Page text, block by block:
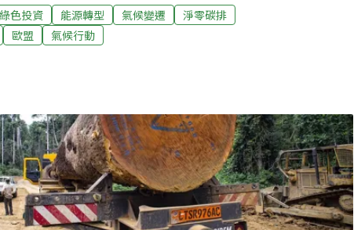
經濟活動屬於「綠色」，進而有資格獲得歐盟的資助。自
次提出以來，關於分類標準中應包括哪些內容的爭論，很快變
國家利益。主要的爭論點在於天然氣和核能是否應當被納入
了一場它的模擬葬禮。
綠色投資 能源轉型 氣候變遷
淨零碳排
歐盟 氣候行動